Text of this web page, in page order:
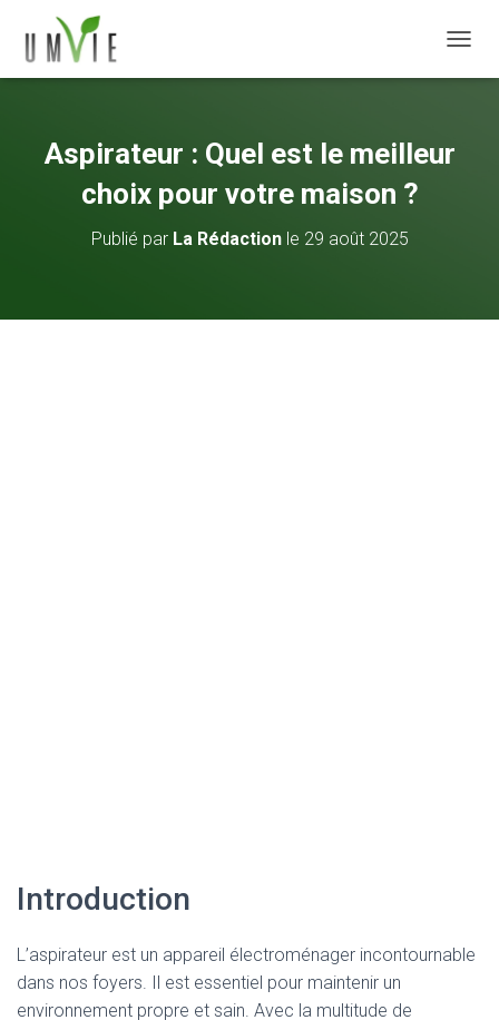
Aspirateur : Quel est le meilleur
choix pour votre maison ?
Publié par La Rédactionle 29 août 2025
Introduction
L’aspirateur est un appareil électroménager incontournable
dans nos foyers. Il est essentiel pour maintenir un
environnement propre et sain. Avec la multitude de